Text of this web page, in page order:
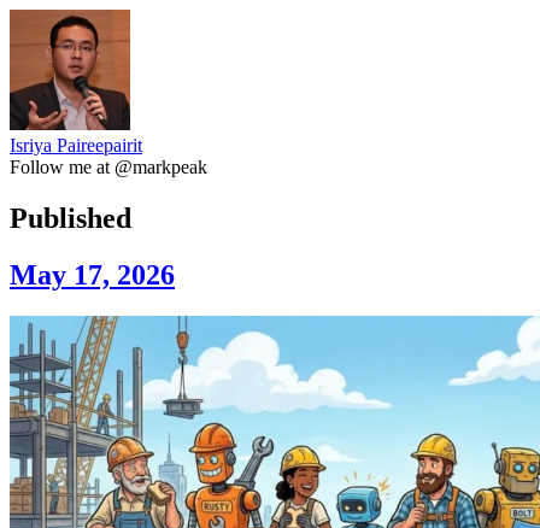
Isriya Paireepairit
Follow me at @markpeak
Published
May 17, 2026